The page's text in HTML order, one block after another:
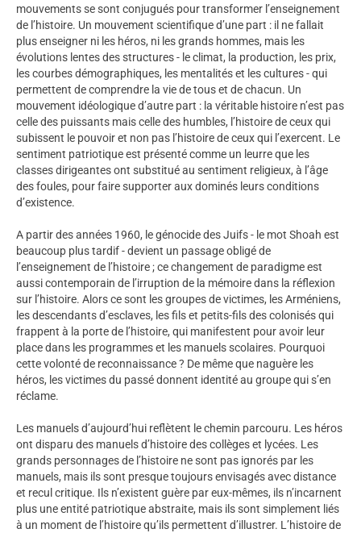
mouvements se sont conjugués pour transformer l’enseignement
de l’histoire. Un mouvement scientifique d’une part : il ne fallait
plus enseigner ni les héros, ni les grands hommes, mais les
évolutions lentes des structures - le climat, la production, les prix,
les courbes démographiques, les mentalités et les cultures - qui
permettent de comprendre la vie de tous et de chacun. Un
mouvement idéologique d’autre part : la véritable histoire n’est pas
celle des puissants mais celle des humbles, l’histoire de ceux qui
subissent le pouvoir et non pas l’histoire de ceux qui l’exercent. Le
sentiment patriotique est présenté comme un leurre que les
classes dirigeantes ont substitué au sentiment religieux, à l’âge
des foules, pour faire supporter aux dominés leurs conditions
d’existence.
A partir des années 1960, le génocide des Juifs - le mot Shoah est
beaucoup plus tardif - devient un passage obligé de
l’enseignement de l’histoire ; ce changement de paradigme est
aussi contemporain de l’irruption de la mémoire dans la réflexion
sur l’histoire. Alors ce sont les groupes de victimes, les Arméniens,
les descendants d’esclaves, les fils et petits-fils des colonisés qui
frappent à la porte de l’histoire, qui manifestent pour avoir leur
place dans les programmes et les manuels scolaires. Pourquoi
cette volonté de reconnaissance ? De même que naguère les
héros, les victimes du passé donnent identité au groupe qui s’en
réclame.
Les manuels d’aujourd’hui reflètent le chemin parcouru. Les héros
ont disparu des manuels d’histoire des collèges et lycées. Les
grands personnages de l’histoire ne sont pas ignorés par les
manuels, mais ils sont presque toujours envisagés avec distance
et recul critique. Ils n’existent guère par eux-mêmes, ils n’incarnent
plus une entité patriotique abstraite, mais ils sont simplement liés
à un moment de l’histoire qu’ils permettent d’illustrer. L’histoire de